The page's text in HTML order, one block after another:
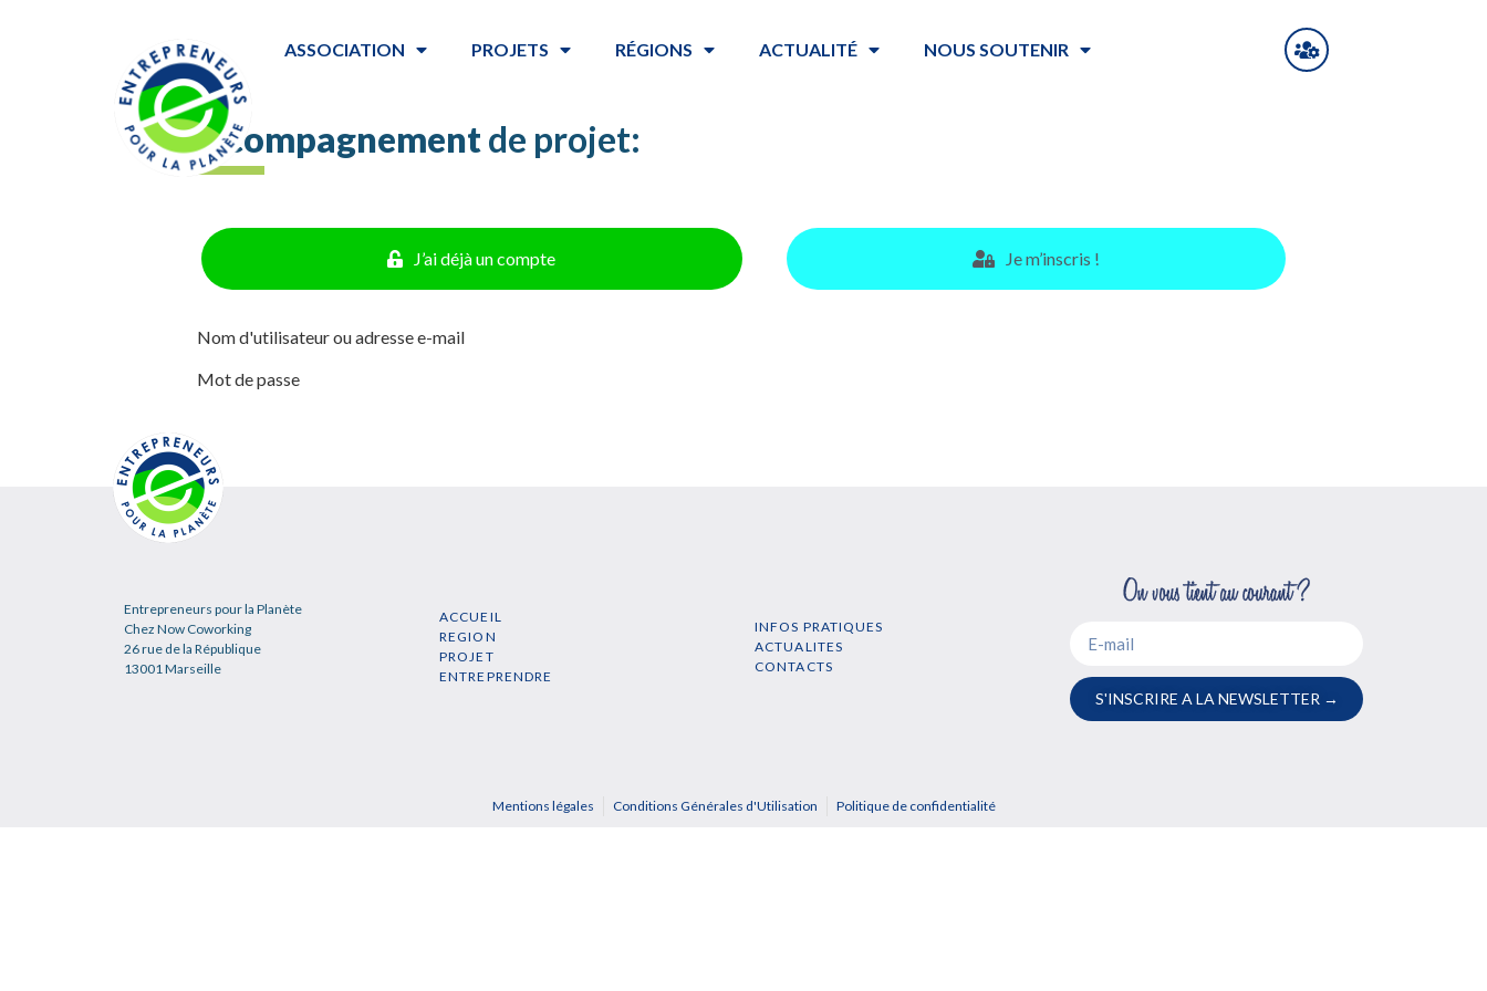
ASSOCIATION PROJETS RÉGIONS ACTUALITÉ NOUS SOUTENIR
Accompagnementde projet:
J’ai déjà un compte Je m’inscris !
Nom d'utilisateur ou adresse e-mail
Mot de passe
Entrepreneurs pour la Planète
Chez Now Coworking
26 rue de la République
13001 Marseille
ACCUEIL
REGION
PROJET
ENTREPRENDRE
INFOS PRATIQUES
ACTUALITES
CONTACTS
S'INSCRIRE A LA NEWSLETTER →
Mentions légales Conditions Générales d'Utilisation Politique de confidentialité